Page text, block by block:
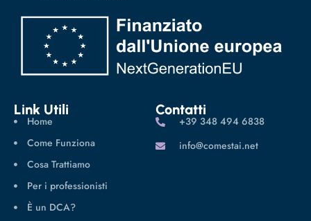
Link Utili
Home
Come Funziona
Cosa Trattiamo
Per i professionisti
È un DCA?
Contatti
‪+39 348 494 6838
info@comestai.net